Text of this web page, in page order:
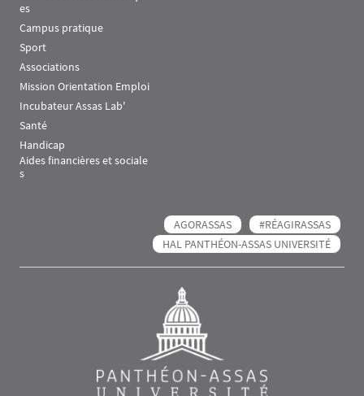
es
Campus pratique
Sport
Associations
Mission Orientation Emploi
Incubateur Assas Lab'
Santé
Handicap
Aides financières et sociale
s
AGORASSAS
#RÉAGIRASSAS
HAL PANTHÉON-ASSAS UNIVERSITÉ